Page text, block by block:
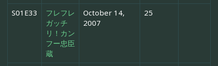
S01E33
フレフレ
ガッチ
リ！カン
フー忠臣
蔵
October 14,
2007
25